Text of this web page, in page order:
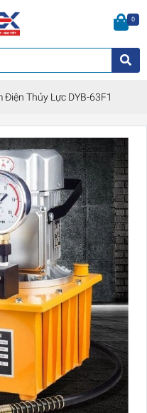
0
Điện Thủy Lực DYB-63F1